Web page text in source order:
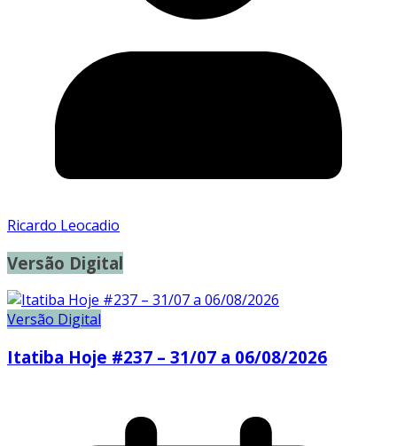
Ricardo Leocadio
Versão Digital
Versão Digital
Itatiba Hoje #237 – 31/07 a 06/08/2026